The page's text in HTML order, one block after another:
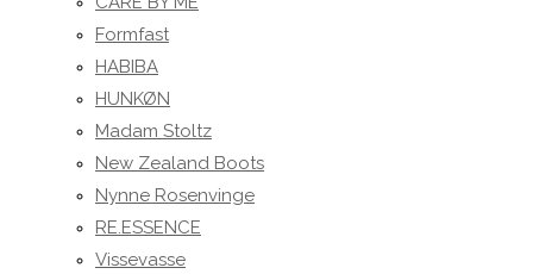
Formfast
HABIBA
HUNKØN
Madam Stoltz
New Zealand Boots
Nynne Rosenvinge
RE.ESSENCE
Vissevasse